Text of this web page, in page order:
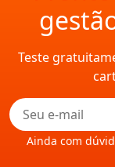
Teste
Ainda com